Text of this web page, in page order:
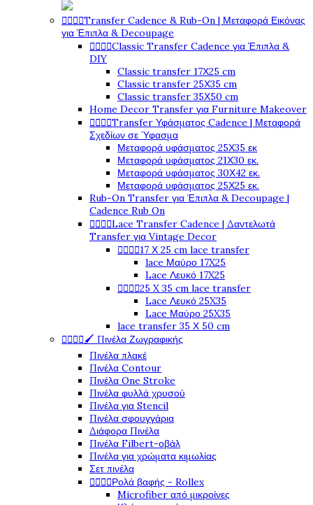
Transfer Cadence & Rub-On | Μεταφορά Εικόνας
για Έπιπλα & Decoupage
Classic Transfer Cadence για Έπιπλα &
DIY
Classic transfer 17Χ25 cm
Classic transfer 25Χ35 cm
Classic transfer 35Χ50 cm
Home Decor Transfer για Furniture Makeover
Transfer Υφάσματος Cadence | Μεταφορά
Σχεδίων σε Ύφασμα
Μεταφορά υφάσματος 25Χ35 εκ
Μεταφορά υφάσματος 21Χ30 εκ.
Μεταφορά υφάσματος 30Χ42 εκ.
Μεταφορά υφάσματος 25Χ25 εκ.
Rub-On Transfer για Έπιπλα & Decoupage |
Cadence Rub On
Lace Transfer Cadence | Δαντελωτά
Transfer για Vintage Decor
17 Χ 25 cm lace transfer
lace Μαύρο 17X25
Lace Λευκό 17X25
25 X 35 cm lace transfer
Lace Λευκό 25X35
Lace Μαύρο 25X35
lace transfer 35 Χ 50 cm
🖌️ Πινέλα Ζωγραφικής
Πινέλα πλακέ
Πινέλα Contour
Πινέλα One Stroke
Πινέλα φυλλά χρυσού
Πινέλα για Stencil
Πινέλα σφουγγάρια
Διάφορα Πινέλα
Πινέλα Filbert-οβάλ
Πινέλα για χρώματα κιμωλίας
Σετ πινέλα
Ρολά βαφής - Rollex
Microfiber από μικροίνες